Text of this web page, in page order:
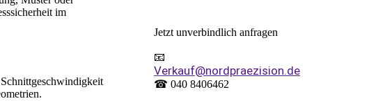
im
Jetzt unverbindlich anfragen
📧
Verkauf@nordpraezision.de
☎ 040 8406462